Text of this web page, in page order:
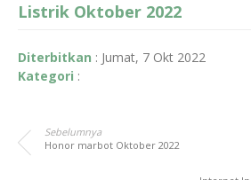
Listrik Oktober 2022
Diterbitkan : Jumat, 7 Okt 2022
Kategori :
Sebelumnya
Honor marbot Oktober 2022